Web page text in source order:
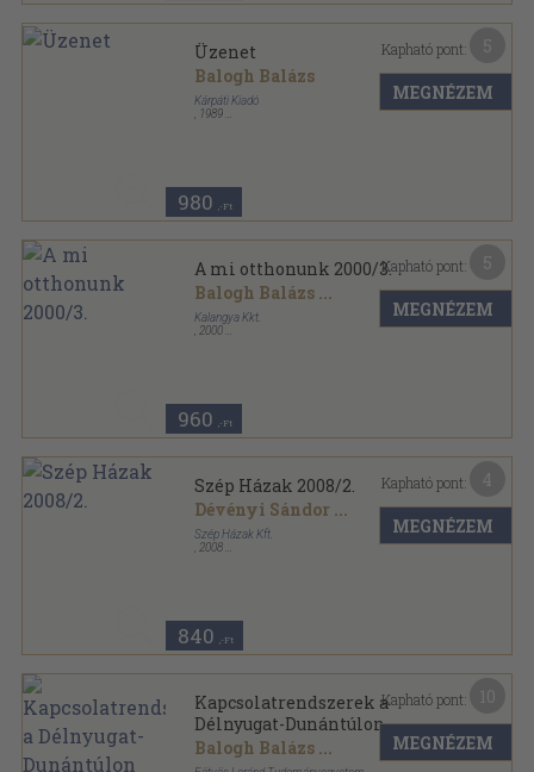
Üzenet
Balogh Balázs
Kárpáti Kiadó
1989
980 ,-Ft
Kapható pont:
MEGNÉZEM
A mi otthonunk 2000/3.
Balogh Balázs ...
Kalangya Kkt.
2000
960 ,-Ft
Kapható pont:
MEGNÉZEM
Szép Házak 2008/2.
Dévényi Sándor ...
Szép Házak Kft.
2008
840 ,-Ft
Kapható pont:
MEGNÉZEM
Kapcsolatrendszerek a
Délnyugat-Dunántúlon
Balogh Balázs ...
Kapható pont:
MEGNÉZEM